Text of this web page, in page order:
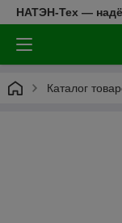
НАТЭН-Тех —
Каталог